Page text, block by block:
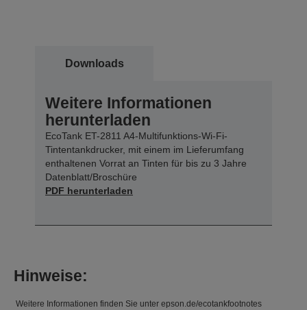
Downloads
Weitere Informationen
herunterladen
EcoTank ET-2811 A4-Multifunktions-Wi-Fi-
Tintentankdrucker, mit einem im Lieferumfang
enthaltenen Vorrat an Tinten für bis zu 3 Jahre
Datenblatt/Broschüre
PDF herunterladen
Hinweise:
Weitere Informationen finden Sie unter epson.de/ecotankfootnotes